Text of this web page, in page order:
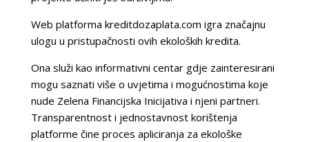
Web platforma kreditdozaplata.com igra značajnu
ulogu u pristupačnosti ovih ekoloških kredita.
Ona služi kao informativni centar gdje zainteresirani
mogu saznati više o uvjetima i mogućnostima koje
nude Zelena Financijska Inicijativa i njeni partneri.
Transparentnost i jednostavnost korištenja
platforme čine proces apliciranja za ekološke